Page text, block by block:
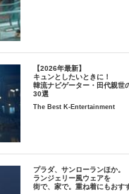
【2026年最新】
キュンとしたいときに！
韓流ナビゲーター・田代親世
30選
The Best K-Entertainment
プラダ、サンローランほか。
ランジェリー風ウェアを
街で、家で。重ね着にもおす